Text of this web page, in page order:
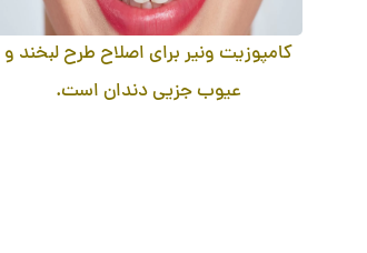
کامپوزیت ونیر برای اصلاح طرح لبخند و
عیوب جزیی دندان است.